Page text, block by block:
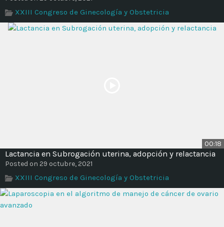
XXIII Congreso de Ginecología y Obstetricia
00:18
Lactancia en Subrogación uterina, adopción y relactancia
Posted on 29 octubre, 2021
XXIII Congreso de Ginecología y Obstetricia